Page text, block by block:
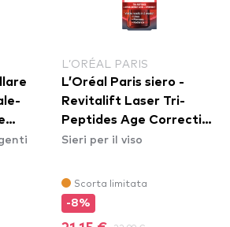
L’ORÉAL PARIS
L’Oréal Paris siero -
Revitalift Laser Tri-
Peptides Age Correcting
Serum
Sieri per il viso
Scorta limitata
-8%